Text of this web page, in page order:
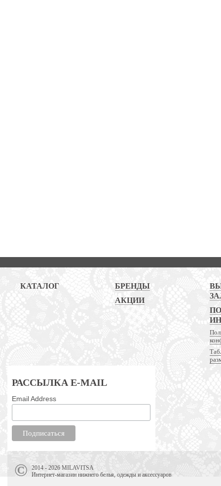
КАТАЛОГ
БРЕНДЫ
АКЦИИ
РАССЫЛКА E-MAIL
Email Address
2014 - 2026 MILAVITSA
Интернет-магазин нижнего белья, одежды и аксессуаров